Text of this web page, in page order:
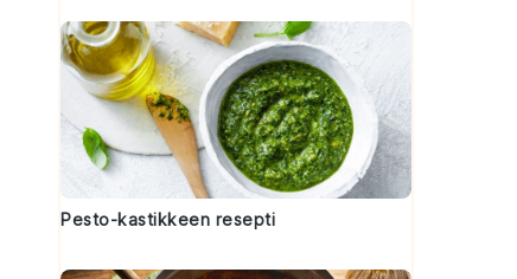
Pesto-kastikkeen resepti